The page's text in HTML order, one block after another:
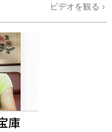
ビデオを観る
庫